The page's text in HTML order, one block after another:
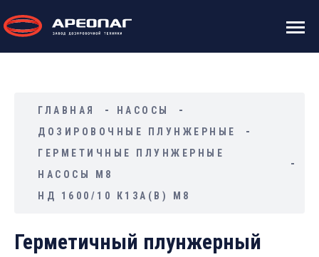
ГЛАВНАЯ
НАСОСЫ
ДОЗИРОВОЧНЫЕ ПЛУНЖЕРНЫЕ
ГЕРМЕТИЧНЫЕ ПЛУНЖЕРНЫЕ
НАСОСЫ М8
НД 1600/10 К13А(В) М8
Герметичный плунжерный